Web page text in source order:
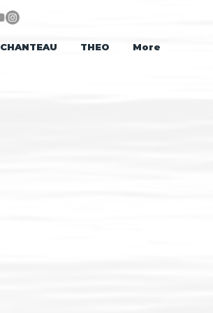
CHANTEAU THEO More